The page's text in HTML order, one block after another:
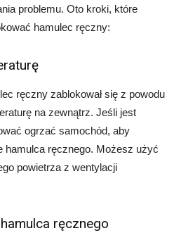
problemu. Oto kroki, które
hamulec ręczny:
ręczny zablokował się z powodu
na zewnątrz. Jeśli jest
ogrzać samochód, aby
hamulca ręcznego. Możesz użyć
powietrza z wentylacji
ręcznego